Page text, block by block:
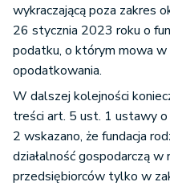
wykraczającą poza zakres
26 stycznia 2023 roku o
podatku, o którym mowa
opodatkowania.
W dalszej kolejności
treści art. 5 ust. 1 ustawy
2 wskazano, że fundacja
działalność gospodarczą
przedsiębiorców tylko w